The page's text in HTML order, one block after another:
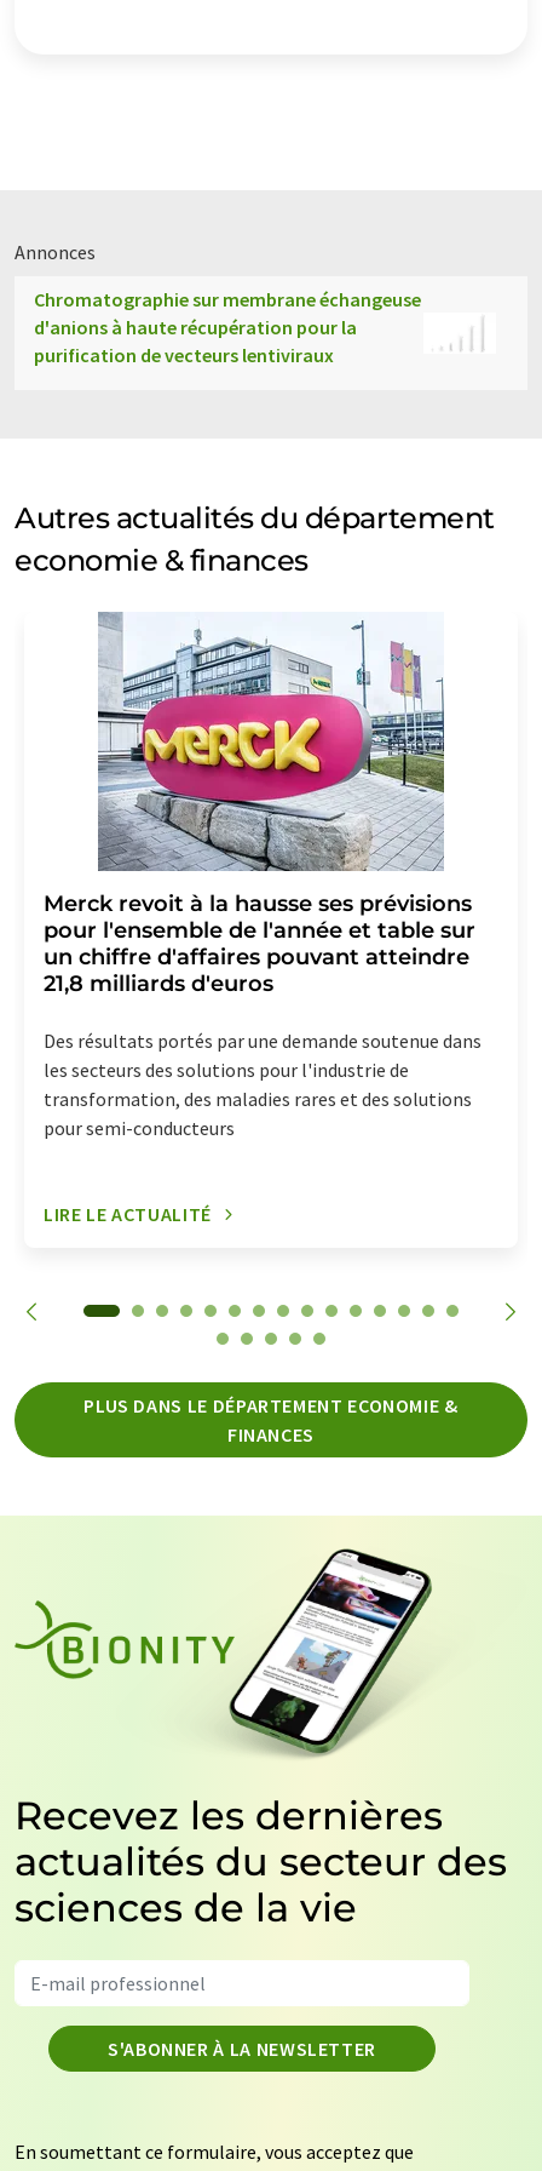
Annonces
Chromatographie sur membrane échangeuse
d'anions à haute récupération pour la
purification de vecteurs lentiviraux
Autres actualités du département
economie & finances
Merck revoit à la hausse ses prévisions
pour l'ensemble de l'année et table sur
un chiffre d'affaires pouvant atteindre
21,8 milliards d'euros
Des résultats portés par une demande soutenue dans
les secteurs des solutions pour l'industrie de
transformation, des maladies rares et des solutions
pour semi-conducteurs
LIRE LE ACTUALITÉ
PLUS DANS LE DÉPARTEMENT ECONOMIE &
FINANCES
Recevez les dernières
actualités du secteur des
sciences de la vie
S'ABONNER À LA NEWSLETTER
En soumettant ce formulaire, vous acceptez que